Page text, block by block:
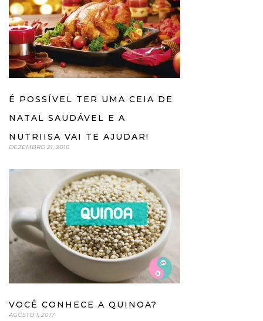
É POSSÍVEL TER UMA CEIA DE
NATAL SAUDÁVEL E A
NUTRIISA VAI TE AJUDAR!
DEZEMBRO 21, 2016
VOCÊ CONHECE A QUINOA?
AGOSTO 1, 2017